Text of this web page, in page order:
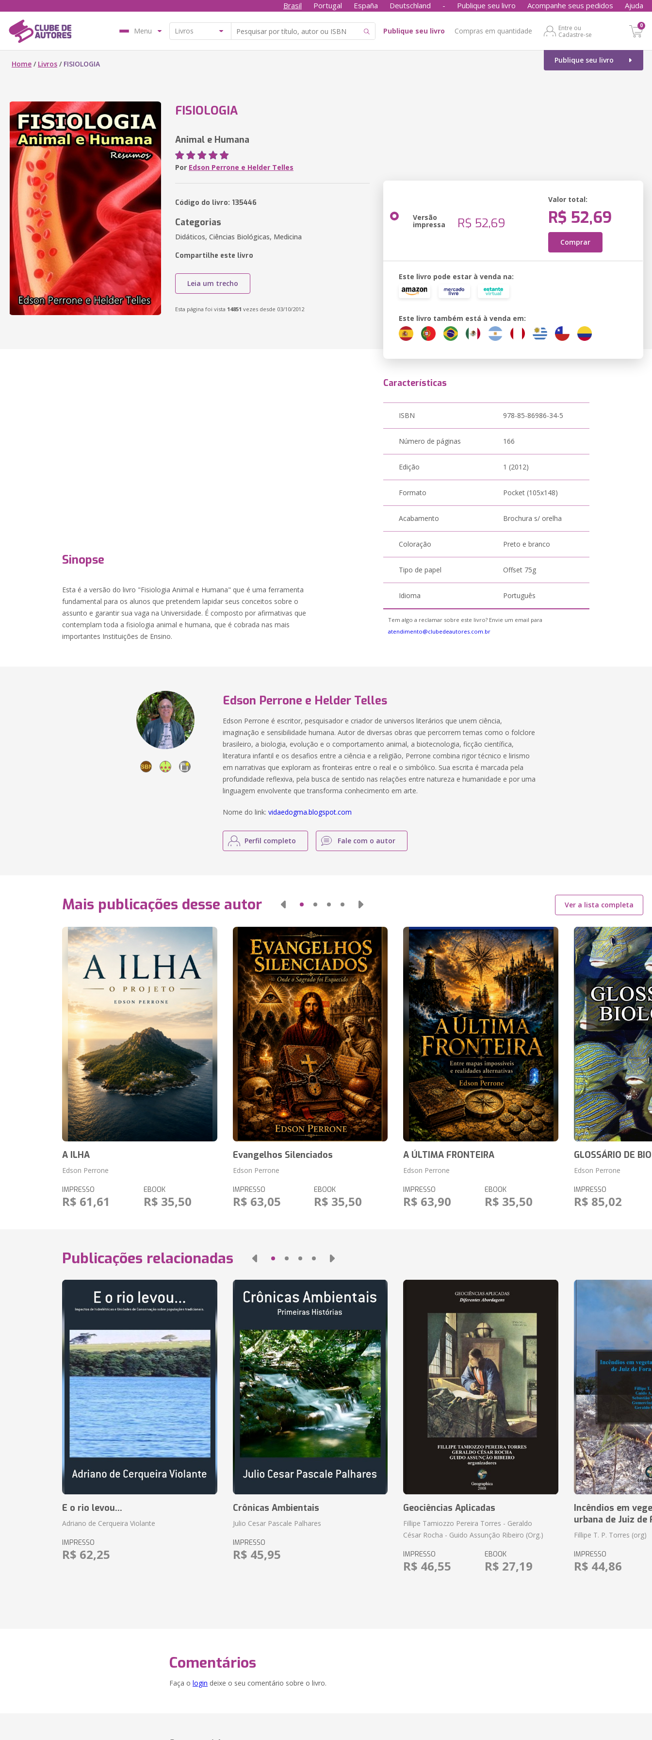
Brasil Portugal España Deutschland - Publique seu livro Acompanhe seus pedidos Ajuda
Menu Publique seu livro Compras em quantidade
Entre ou
Cadastre-se
0
Publique seu livro
Home / Livros / FISIOLOGIA
FISIOLOGIA
Animal e Humana
Por Edson Perrone e Helder Telles
Código do livro: 135446
Categorias
Didáticos, Ciências Biológicas, Medicina
Compartilhe este livro
Leia um trecho
Esta página foi vista 14851 vezes desde 03/10/2012
Versão
impressa R$ 52,69
Valor total:
R$ 52,69
Comprar
Este livro pode estar à venda na:
Este livro também está à venda em:
Sinopse
Esta é a versão do livro "Fisiologia Animal e Humana" que é uma ferramenta
fundamental para os alunos que pretendem lapidar seus conceitos sobre o
assunto e garantir sua vaga na Universidade. É composto por afirmativas que
contemplam toda a fisiologia animal e humana, que é cobrada nas mais
importantes Instituições de Ensino.
Características
ISBN 978-85-86986-34-5
Número de páginas 166
Edição 1 (2012)
Formato Pocket (105x148)
Acabamento Brochura s/ orelha
Coloração Preto e branco
Tipo de papel Offset 75g
Idioma Português
Tem algo a reclamar sobre este livro? Envie um email para
atendimento@clubedeautores.com.br
Edson Perrone e Helder Telles
Edson Perrone é escritor, pesquisador e criador de universos literários que unem ciência,
imaginação e sensibilidade humana. Autor de diversas obras que percorrem temas como o folclore
brasileiro, a biologia, evolução e o comportamento animal, a biotecnologia, ficção científica,
literatura infantil e os desafios entre a ciência e a religião, Perrone combina rigor técnico e lirismo
em narrativas que exploram as fronteiras entre o real e o simbólico. Sua escrita é marcada pela
profundidade reflexiva, pela busca de sentido nas relações entre natureza e humanidade e por uma
linguagem envolvente que transforma conhecimento em arte.
Nome do link:vidaedogma.blogspot.com
Perfil completo Fale com o autor
Mais publicações desse autor Ver a lista completa
A ILHA
Edson Perrone
IMPRESSO
R$ 61,61
EBOOK
R$ 35,50
Evangelhos Silenciados
Edson Perrone
IMPRESSO
R$ 63,05
EBOOK
R$ 35,50
A ÚLTIMA FRONTEIRA
Edson Perrone
IMPRESSO
R$ 63,90
EBOOK
R$ 35,50
GLOSSÁRIO DE
Edson Perrone
IMPRESSO
R$ 85,02
Publicações relacionadas
E o rio levou...
Adriano de Cerqueira Violante
IMPRESSO
R$ 62,25
Crônicas Ambientais
Julio Cesar Pascale Palhares
IMPRESSO
R$ 45,95
Geociências Aplicadas
Fillipe Tamiozzo Pereira Torres - Geraldo
César Rocha - Guido Assunção Ribeiro (Org.)
IMPRESSO
R$ 46,55
EBOOK
R$ 27,19
Incêndios em
urbana de Juiz de
Fillipe T. P. Torres (org)
IMPRESSO
R$ 44,86
Comentários
Faça o login deixe o seu comentário sobre o livro.